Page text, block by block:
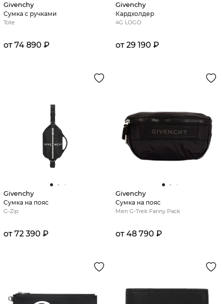
Givenchy
Сумка с ручками
Tote
от 74 890 ₽
Givenchy
Кардхолдер
4G LOGO
от 29 190 ₽
Givenchy
Сумка на пояс
G-Zip
от 72 390 ₽
Givenchy
Сумка на пояс
Men G-Trek Fanny Pack
от 48 790 ₽